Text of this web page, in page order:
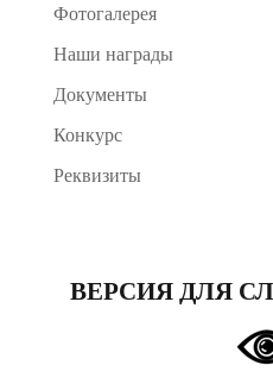
Фотогалерея
Наши награды
Документы
Конкурс
Реквизиты
ВЕРСИЯ ДЛЯ